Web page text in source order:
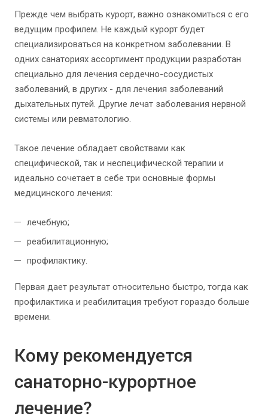
Прежде чем выбрать курорт, важно ознакомиться с его
ведущим профилем. Не каждый курорт будет
специализироваться на конкретном заболевании. В
одних санаториях ассортимент продукции разработан
специально для лечения сердечно-сосудистых
заболеваний, в других - для лечения заболеваний
дыхательных путей. Другие лечат заболевания нервной
системы или ревматологию.
Такое лечение обладает свойствами как
специфической, так и неспецифической терапии и
идеально сочетает в себе три основные формы
медицинского лечения:
лечебную;
реабилитационную;
профилактику.
Первая дает результат относительно быстро, тогда как
профилактика и реабилитация требуют гораздо больше
времени.
Кому рекомендуется
санаторно-курортное
лечение?